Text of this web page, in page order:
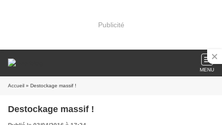
Publicité
MENU
Accueil » Destockage massif !
Destockage massif !